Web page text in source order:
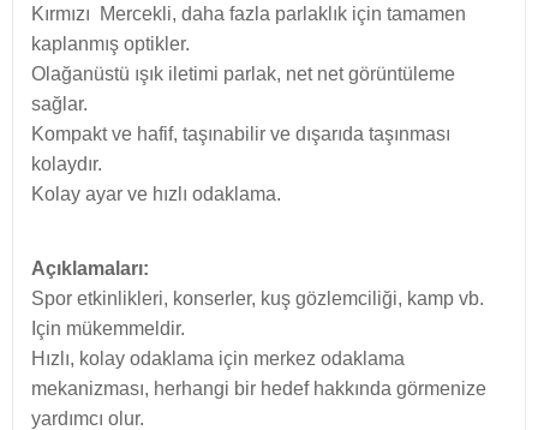
Kırmızı Mercekli, daha fazla parlaklık için tamamen
kaplanmış optikler.
Olağanüstü ışık iletimi parlak, net net görüntüleme
sağlar.
Kompakt ve hafif, taşınabilir ve dışarıda taşınması
kolaydır.
Kolay ayar ve hızlı odaklama.
Açıklamaları:
Spor etkinlikleri, konserler, kuş gözlemciliği, kamp vb.
Için mükemmeldir.
Hızlı, kolay odaklama için merkez odaklama
mekanizması, herhangi bir hedef hakkında görmenize
yardımcı olur.